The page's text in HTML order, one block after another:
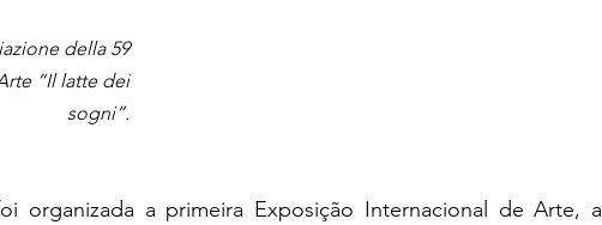
della 59
“Il latte dei
sogni”.
organizada a primeira Exposição Internacional de Arte, a